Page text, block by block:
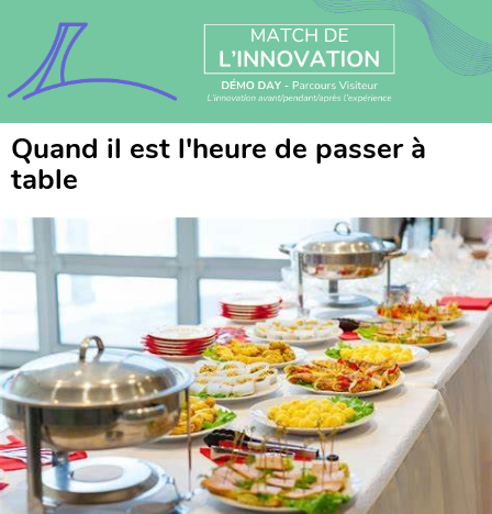
Quand il est l'heure de passer à
table